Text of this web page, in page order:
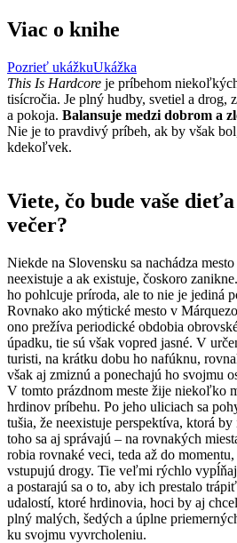
Viac o knihe
Pozrieť ukážkuUkážka
This Is Hardcore je príbehom
tisícročia. Je plný hudby, svetiel a drog,
a pokoja. Balansuje medzi dobrom a
Nie je to pravdivý príbeh, ak by však
kdekoľvek.
Viete, čo bude vaše
večer?
Niekde na Slovensku sa nachádza
neexistuje a ak existuje, čoskoro
ho pohlcuje príroda, ale to nie je jediná
Rovnako ako mýtické mesto v
ono prežíva periodické obdobia
úpadku, tie sú však vopred jasné. V
turisti, na krátku dobu ho nafúknu,
však aj zmiznú a ponechajú ho svojmu
V tomto prázdnom meste žije niekoľko
hrdinov príbehu. Po jeho uliciach sa
tušia, že neexistuje perspektíva, ktorá
toho sa aj správajú – na rovnakých
robia rovnaké veci, teda až do
vstupujú drogy. Tie veľmi rýchlo
a postarajú sa o to, aby ich prestalo
udalostí, ktoré hrdinovia, hoci by aj
plný malých, šedých a úplne
ku svojmu vyvrcholeniu.